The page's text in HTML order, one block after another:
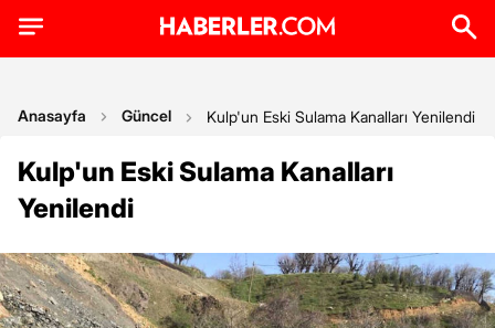
Anasayfa Güncel Kulp'un Eski Sulama Kanalları Yenilendi
Kulp'un Eski Sulama Kanalları
Yenilendi